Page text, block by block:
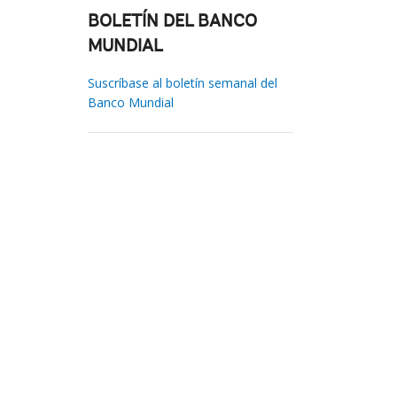
BOLETÍN DEL BANCO
MUNDIAL
Suscríbase al boletín semanal del
Banco Mundial